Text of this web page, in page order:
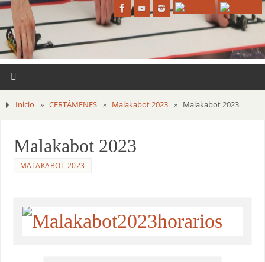
Inicio » CERTÁMENES » Malakabot 2023 » Malakabot 2023
Malakabot 2023
MALAKABOT 2023